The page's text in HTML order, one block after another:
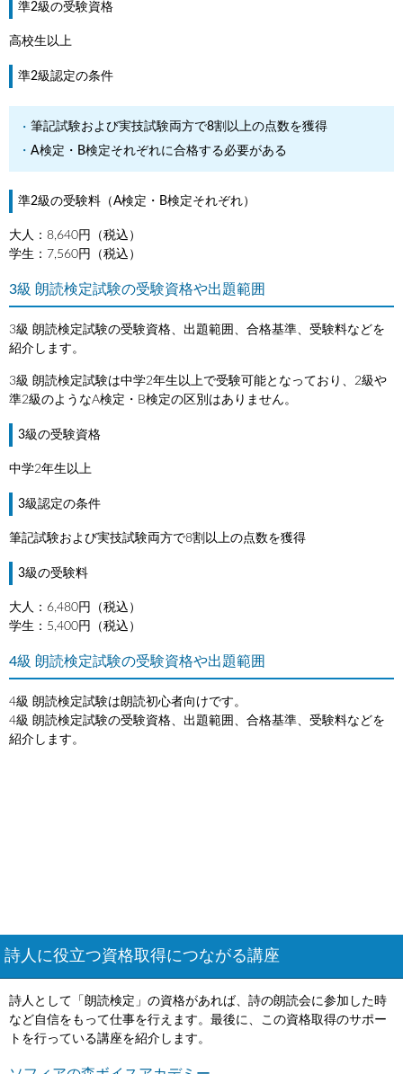
準2級の受験資格
高校生以上
準2級認定の条件
筆記試験および実技試験両方で8割以上の点数を獲得
A検定・B検定それぞれに合格する必要がある
準2級の受験料（A検定・B検定それぞれ）
大人：8,640円（税込）
学生：7,560円（税込）
3級 朗読検定試験の受験資格や出題範囲
3級 朗読検定試験の受験資格、出題範囲、合格基準、受験料などを
紹介します。
3級 朗読検定試験は中学2年生以上で受験可能となっており、2級や
準2級のようなA検定・B検定の区別はありません。
3級の受験資格
中学2年生以上
3級認定の条件
筆記試験および実技試験両方で8割以上の点数を獲得
3級の受験料
大人：6,480円（税込）
学生：5,400円（税込）
4級 朗読検定試験の受験資格や出題範囲
4級 朗読検定試験は朗読初心者向けです。
4級 朗読検定試験の受験資格、出題範囲、合格基準、受験料などを
紹介します。
詩人に役立つ資格取得につながる講座
詩人として「朗読検定」の資格があれば、詩の朗読会に参加した時
など自信をもって仕事を行えます。最後に、この資格取得のサポー
トを行っている講座を紹介します。